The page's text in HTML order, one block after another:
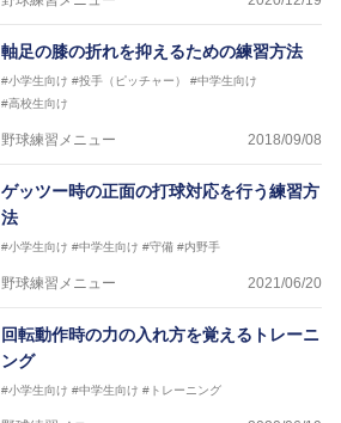
軸足の膝の折れを抑えるための練習方法
#小学生向け #投手（ピッチャー）
#中学生向け
#高校生向け
野球練習メニュー 2018/09/08
ゲッツー時の正面の打球対応を行う練習方
法
#小学生向け #中学生向け #守備 #内野手
野球練習メニュー 2021/06/20
回転動作時の力の入れ方を覚えるトレーニ
ング
#小学生向け #中学生向け #トレーニング